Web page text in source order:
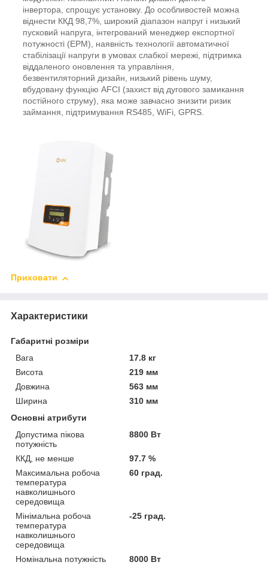
інвертора, спрощує установку. До особливостей можна
віднести ККД 98,7%, широкий діапазон напруг і низький
пусковий напруга, інтегрований менеджер експортної
потужності (EPM), наявність технології автоматичної
стабілізації напруги в умовах слабкої мережі, підтримка
віддаленого оновлення та управління,
безвентиляторний дизайн, низький рівень шуму,
вбудовану функцію AFCI (захист від дугового замикання
постійного струму), яка може завчасно знизити ризик
займання, підтримування RS485, WiFi, GPRS.
Приховати
Характеристики
Габаритні розміри
Вага
17.8 кг
Висота
219 мм
Довжина
563 мм
Ширина
310 мм
Основні атрибути
Допустима пікова
потужність
8800 Вт
ККД, не менше
97.7 %
Максимальна робоча
температура
навколишнього
середовища
60 град.
Мінімальна робоча
температура
навколишнього
середовища
-25 град.
Номінальна потужність
8000 Вт